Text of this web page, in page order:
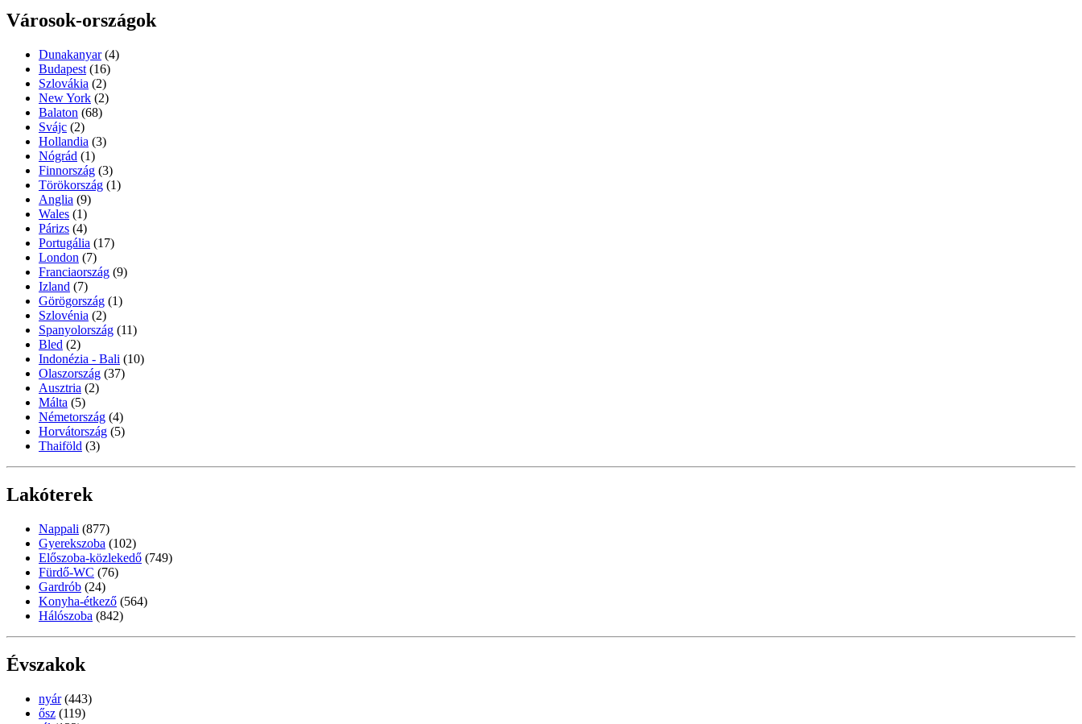
Városok-országok
Dunakanyar (4)
Budapest (16)
Szlovákia (2)
New York (2)
Balaton (68)
Svájc (2)
Hollandia (3)
Nógrád (1)
Finnország (3)
Törökország (1)
Anglia (9)
Wales (1)
Párizs (4)
Portugália (17)
London (7)
Franciaország (9)
Izland (7)
Görögország (1)
Szlovénia (2)
Spanyolország (11)
Bled (2)
Indonézia - Bali (10)
Olaszország (37)
Ausztria (2)
Málta (5)
Németország (4)
Horvátország (5)
Thaiföld (3)
Lakóterek
Nappali (877)
Gyerekszoba (102)
Előszoba-közlekedő (749)
Fürdő-WC (76)
Gardrób (24)
Konyha-étkező (564)
Hálószoba (842)
Évszakok
nyár (443)
ősz (119)